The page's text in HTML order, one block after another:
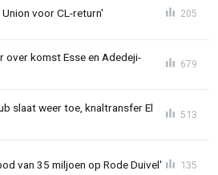
voor CL-return' 205
over komst Esse en Adedeji-
679
slaat weer toe, knaltransfer El
513
van 35 miljoen op Rode Duivel' 135